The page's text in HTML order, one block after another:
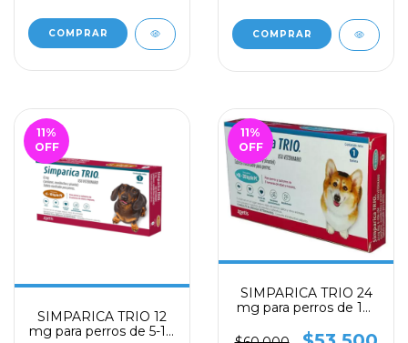
11%
OFF
SIMPARICA TRIO 12
mg para perros de 5-10
11%
OFF
SIMPARICA TRIO 24
mg para perros de 10-